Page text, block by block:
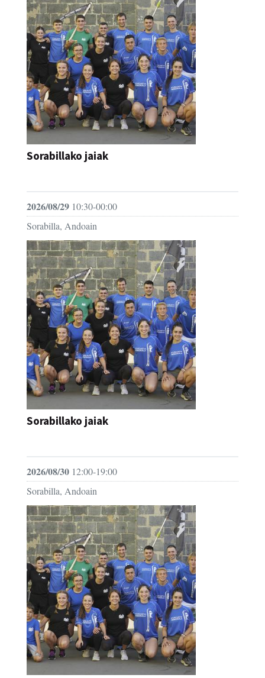
Sorabillako jaiak
2026/08/29 10:30-00:00
Sorabilla, Andoain
Sorabillako jaiak
2026/08/30 12:00-19:00
Sorabilla, Andoain